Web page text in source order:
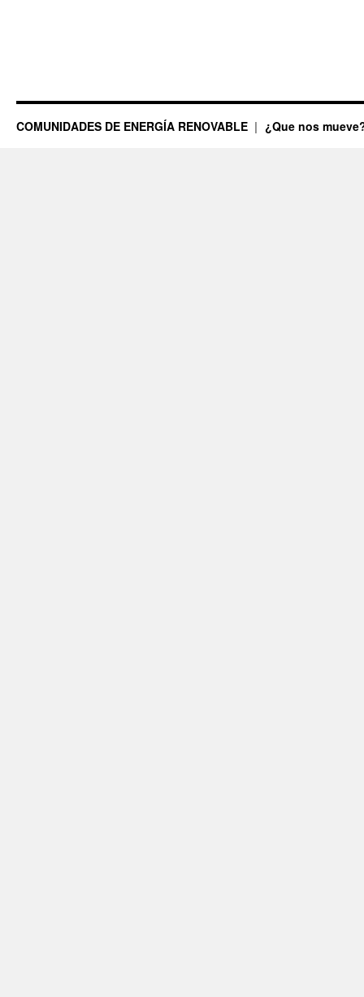
COMUNIDADES DE ENERGÍA RENOVABLE ¿Que nos